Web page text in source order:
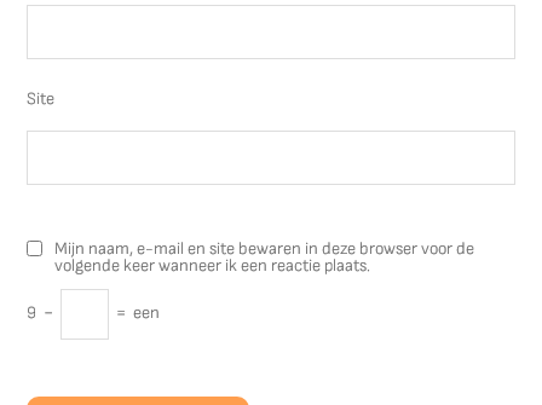
Site
Mijn naam, e-mail en site bewaren in deze browser voor de
volgende keer wanneer ik een reactie plaats.
9 − = een